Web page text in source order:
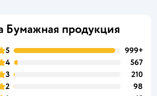
Бумажная продукция
5
999+
4
567
3
210
2
98